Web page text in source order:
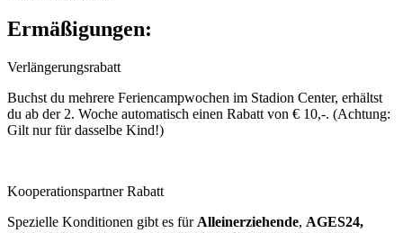
Ermäßigungen:
Verlängerungsrabatt
Buchst du mehrere Feriencampwochen im Stadion Center, erhältst
du ab der 2. Woche automatisch einen Rabatt von € 10,-. (Achtung:
Gilt nur für dasselbe Kind!)
Kooperationspartner Rabatt
Spezielle Konditionen gibt es für Alleinerziehende, AGES24,